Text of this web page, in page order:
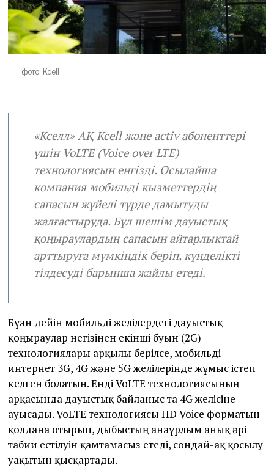
фото: Kcell
«Кселл» АҚ Kcell және activ абоненттері
үшін VoLTE (Voice over LTE)
технологиясын енгізді. Осылайша
компания мобильді қызметтердің
сапасын жүйелі түрде дамытуды
жалғастыруда. Бұл шешім дауыстық
қоңыраулардың сапасын айтарлықтай
арттыруға мүмкіндік беріп, күнделікті
тілдесуді барынша жайлы етеді.
Бұған дейін мобильді желілердегі дауыстық
қоңыраулар негізінен екінші буын (2G)
технологиялары арқылы берілсе, мобильді
интернет 3G, 4G және 5G желілерінде жұмыс істеп
келген болатын. Енді VoLTE технологиясының
арқасында дауыстық байланыс та 4G желісіне
ауысады. VoLTE технологиясы HD Voice форматын
қолдана отырып, дыбыстың анағұрлым анық әрі
табиғи естілуін қамтамасыз етеді, сондай-ақ қосылу
уақытын қысқартады.